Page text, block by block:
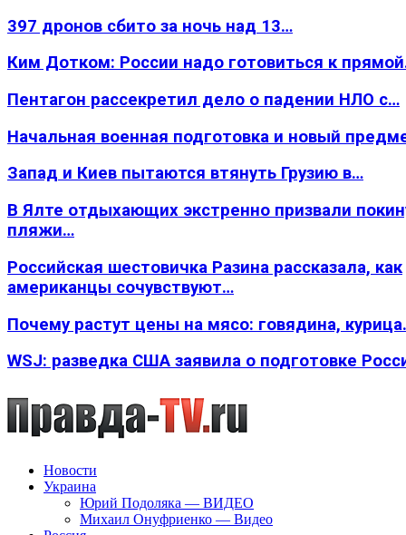
397 дронов сбито за ночь над 13…
Ким Дотком: России надо готовиться к
Пентагон рассекретил дело о падении НЛО с…
Начальная военная подготовка и новый
Запад и Киев пытаются втянуть Грузию в…
В Ялте отдыхающих экстренно призвали
пляжи…
Российская шестовичка Разина рассказала, как
американцы сочувствуют…
Почему растут цены на мясо: говядина,
WSJ: разведка США заявила о подготовке
Новости
Украина
Юрий Подоляка — ВИДЕО
Михаил Онуфриенко — Видео